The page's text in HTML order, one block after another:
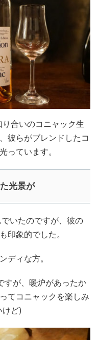
合いのコニャック生
彼らがブレンドしたコ
っています。
光景が
いたのですが、彼の
印象的でした。
ディな方。
すが、暖炉があったか
てコニャックを楽しみ
けど)